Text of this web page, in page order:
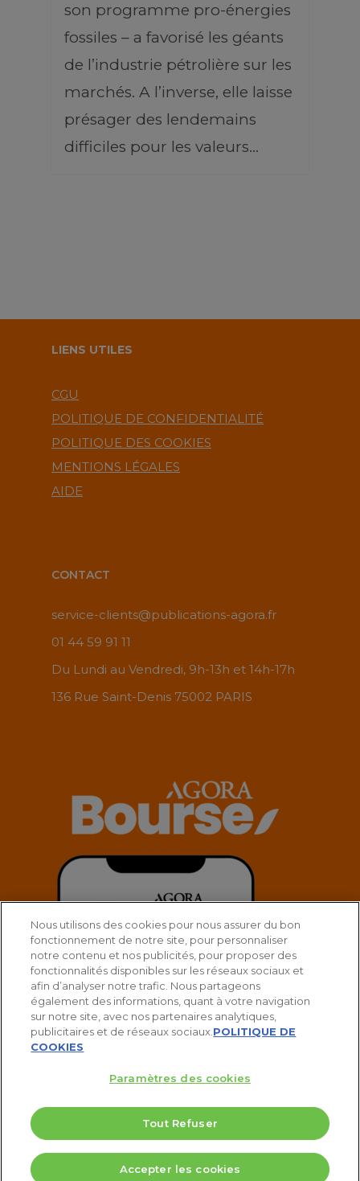
son programme pro-énergies
fossiles – a favorisé les géants
de l’industrie pétrolière sur les
marchés. A l’inverse, elle laisse
présager des lendemains
difficiles pour les valeurs…
LIENS UTILES
CGU
POLITIQUE DE CONFIDENTIALITÉ
POLITIQUE DES COOKIES
MENTIONS LÉGALES
AIDE
CONTACT
service-clients@publications-agora.fr
01 44 59 91 11
Du Lundi au Vendredi, 9h-13h et 14h-17h
136 Rue Saint-Denis 75002 PARIS
facebook
linkedinyoutubespotify
5 Valeurs pour doubler votre PEA
Nous utilisons des cookies pour nous assurer du bon
fonctionnement de notre site, pour personnaliser
notre contenu et nos publicités, pour proposer des
fonctionnalités disponibles sur les réseaux sociaux et
afin d’analyser notre trafic. Nous partageons
également des informations, quant à votre navigation
sur notre site, avec nos partenaires analytiques,
publicitaires et de réseaux sociaux. POLITIQUE DE
COOKIES
Paramètres des cookies
Tout Refuser
Accepter les cookies